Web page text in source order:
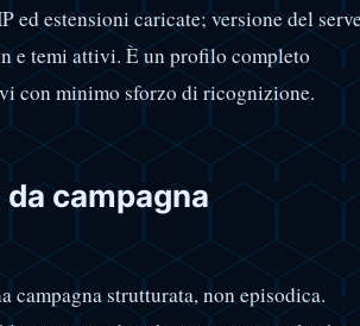
ed estensioni caricate; versione del
e temi attivi. È un profilo completo
con minimo sforzo di ricognizione.
campagna
campagna strutturata, non episodica.